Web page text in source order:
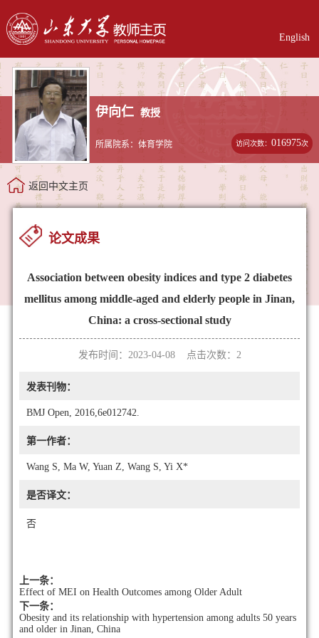
English
伊向仁 教授
所属院系：体育学院 访问次数：016975次
返回中文主页
论文成果
Association between obesity indices and type 2 diabetes
mellitus among middle-aged and elderly people in Jinan,
China: a cross-sectional study
发布时间：2023-04-08 点击次数： 2
发表刊物：
BMJ Open, 2016,6e012742.
第一作者：
Wang S, Ma W, Yuan Z, Wang S, Yi X*
是否译文：
否
上一条：
Effect of MEI on Health Outcomes among Older Adult
下一条：
Obesity and its relationship with hypertension among adults 50 years
and older in Jinan, China